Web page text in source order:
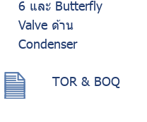
6 และ Butterfly
Valve ด้าน
Condenser
TOR & BOQ